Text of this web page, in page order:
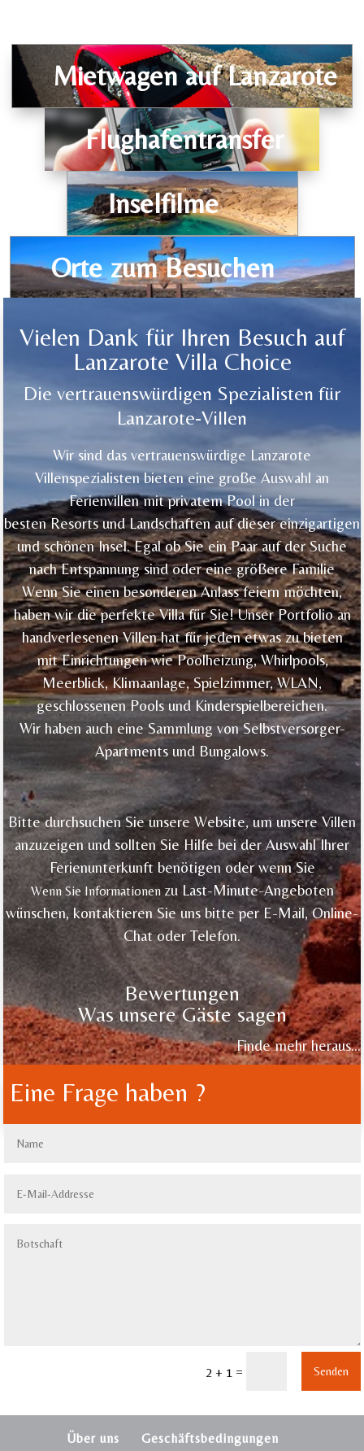
Mietwagen auf Lanzarote
Flughafentransfer
Inselfilme
Orte zum Besuchen
Vielen Dank für Ihren Besuch auf
Lanzarote Villa Choice
Die vertrauenswürdigen Spezialisten für
Lanzarote-Villen
Wir sind das vertrauenswürdige Lanzarote
Villenspezialisten bieten eine große Auswahl an
Ferienvillen mit privatem Pool in der
besten Resorts und Landschaften auf dieser einzigartigen
und schönen Insel. Egal ob Sie ein Paar auf der Suche
nach Entspannung sind oder eine größere Familie
Wenn Sie einen besonderen Anlass feiern möchten,
haben wir die perfekte Villa für Sie! Unser Portfolio an
handverlesenen Villen hat für jeden etwas zu bieten
mit Einrichtungen wie Poolheizung, Whirlpools,
Meerblick, Klimaanlage, Spielzimmer, WLAN,
geschlossenen Pools und Kinderspielbereichen.
Wir haben auch eine Sammlung von Selbstversorger-
Apartments und Bungalows.
Bitte durchsuchen Sie unsere Website, um unsere Villen
anzuzeigen und sollten Sie Hilfe bei der Auswahl Ihrer
Ferienunterkunft benötigen oder wenn Sie
Wenn Sie Informationen zu Last-Minute-Angeboten
wünschen, kontaktieren Sie uns bitte per E-Mail, Online-
Chat oder Telefon.
Bewertungen
Was unsere Gäste sagen
Finde mehr heraus…
Eine Frage haben ?
2 + 1 = Senden
Über uns Geschäftsbedingungen